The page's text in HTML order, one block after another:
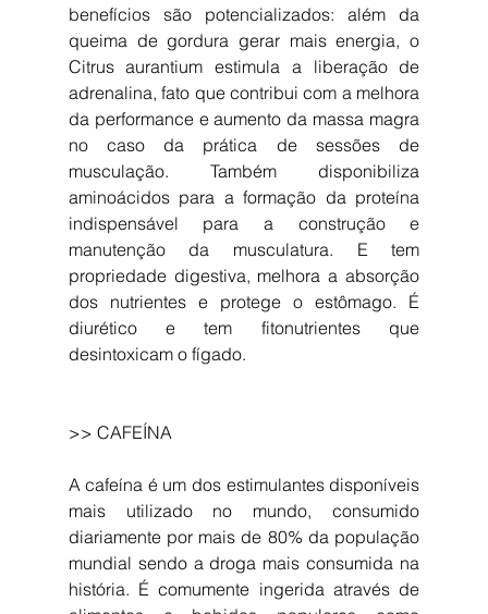
benefícios são potencializados: além da
queima de gordura gerar mais energia, o
Citrus aurantium estimula a liberação de
adrenalina, fato que contribui com a melhora
da performance e aumento da massa magra
no caso da prática de sessões de
musculação. Também disponibiliza
aminoácidos para a formação da proteína
indispensável para a construção e
manutenção da musculatura. E tem
propriedade digestiva, melhora a absorção
dos nutrientes e protege o estômago. É
diurético e tem fitonutrientes que
desintoxicam o fígado.
>> CAFEÍNA
A cafeína é um dos estimulantes disponíveis
mais utilizado no mundo, consumido
diariamente por mais de 80% da população
mundial sendo a droga mais consumida na
história. É comumente ingerida através de